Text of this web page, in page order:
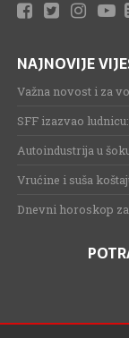
NAJNOVIJE
Važna novost i za
SFF izazvao
Autoindustrija u
Vrućine i suša
Dnevni horoskop za